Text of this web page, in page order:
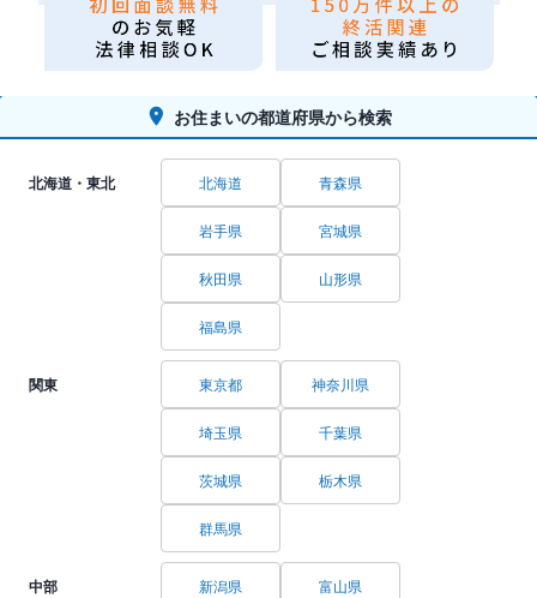
お住まいの都道府県から検索
北海道・東北 北海道 青森県
岩手県 宮城県
秋田県 山形県
福島県
関東 東京都 神奈川県
埼玉県 千葉県
茨城県 栃木県
群馬県
中部 新潟県 富山県